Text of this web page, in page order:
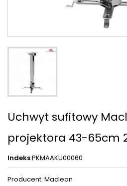
Uchwyt sufitowy
projektora 43-65cm
IndeksPKMAAKU00060
Producent: Maclean